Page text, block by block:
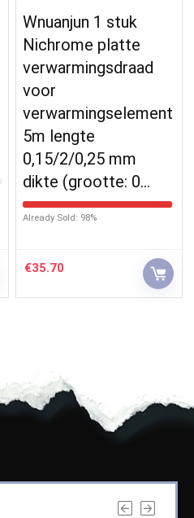
Wnuanjun 1 stuk
Nichrome platte
verwarmingsdraad
voor
verwarmingselement
5m lengte
0,15/2/0,25 mm
dikte (grootte: 0…
Already Sold: 98%
€35.70